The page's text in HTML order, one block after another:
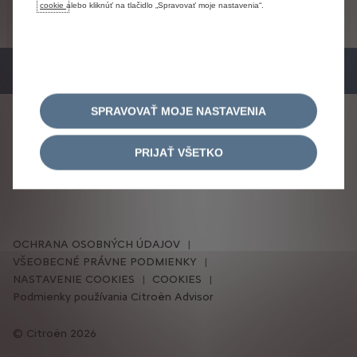
stránke.
SLEDUJTE NÁS
Citroën 2026
OCHRANA OSOBNÝCH ÚDAJOV
VŠEOBECNÉ PRÁVNE PODMIENKY
NASTAVENIE COOKIES
COOKIES
Podmienky používania Citroën Advisor
cookie alebo kliknúť na tlačidlo „Spravovať moje nastavenia“.
SPRAVOVAŤ MOJE NASTAVENIA
PRIJAŤ VŠETKO